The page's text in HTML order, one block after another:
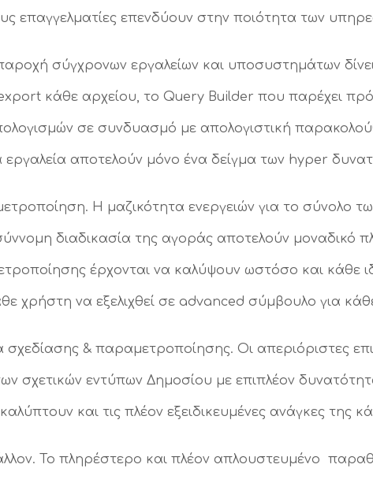
επαγγελματίες επενδύουν στην ποιότητα των
σύγχρονων εργαλείων και υποσυστημάτων
κάθε αρχείου, το Query Builder που παρέχει
σε συνδυασμό με απολογιστική
αποτελούν μόνο ένα δείγμα των hyper
Η μαζικότητα ενεργειών για το σύνολο
διαδικασία της αγοράς αποτελούν μοναδικό
έρχονται να καλύψουν ωστόσο και κάθε
χρήστη να εξελιχθεί σε advanced σύμβουλο για
& παραμετροποίησης. Οι απεριόριστες
σχετικών εντύπων Δημοσίου με επιπλέον
και τις πλέον εξειδικευμένες ανάγκες της
Το πληρέστερο και πλέον απλουστευμένο